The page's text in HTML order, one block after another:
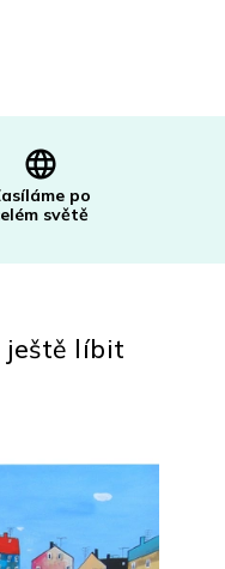
ještě líbit
po
světě